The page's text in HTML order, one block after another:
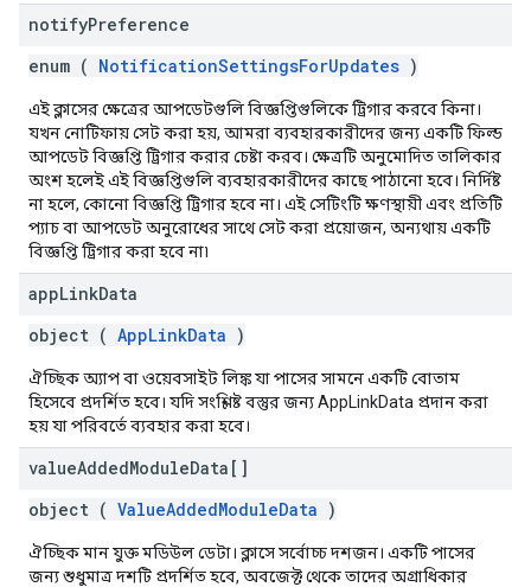
notifyPreference
enum ( NotificationSettingsForUpdates )
এই ক্লাসের ক্ষেত্রের আপডেটগুলি বিজ্ঞপ্তিগুলিকে ট্রিগার করবে কিনা।
যখন নোটিফায় সেট করা হয়, আমরা ব্যবহারকারীদের জন্য একটি ফিল্ড
আপডেট বিজ্ঞপ্তি ট্রিগার করার চেষ্টা করব। ক্ষেত্রটি অনুমোদিত তালিকার
অংশ হলেই এই বিজ্ঞপ্তিগুলি ব্যবহারকারীদের কাছে পাঠানো হবে। নির্দিষ্ট
না হলে, কোনো বিজ্ঞপ্তি ট্রিগার হবে না। এই সেটিংটি ক্ষণস্থায়ী এবং প্রতিটি
প্যাচ বা আপডেট অনুরোধের সাথে সেট করা প্রয়োজন, অন্যথায় একটি
বিজ্ঞপ্তি ট্রিগার করা হবে না৷
appLinkData
object ( AppLinkData )
ঐচ্ছিক অ্যাপ বা ওয়েবসাইট লিঙ্ক যা পাসের সামনে একটি বোতাম
হিসেবে প্রদর্শিত হবে। যদি সংশ্লিষ্ট বস্তুর জন্য AppLinkData প্রদান করা
হয় যা পরিবর্তে ব্যবহার করা হবে।
valueAddedModuleData[]
object ( ValueAddedModuleData )
ঐচ্ছিক মান যুক্ত মডিউল ডেটা। ক্লাসে সর্বোচ্চ দশজন। একটি পাসের
জন্য শুধুমাত্র দশটি প্রদর্শিত হবে, অবজেক্ট থেকে তাদের অগ্রাধিকার